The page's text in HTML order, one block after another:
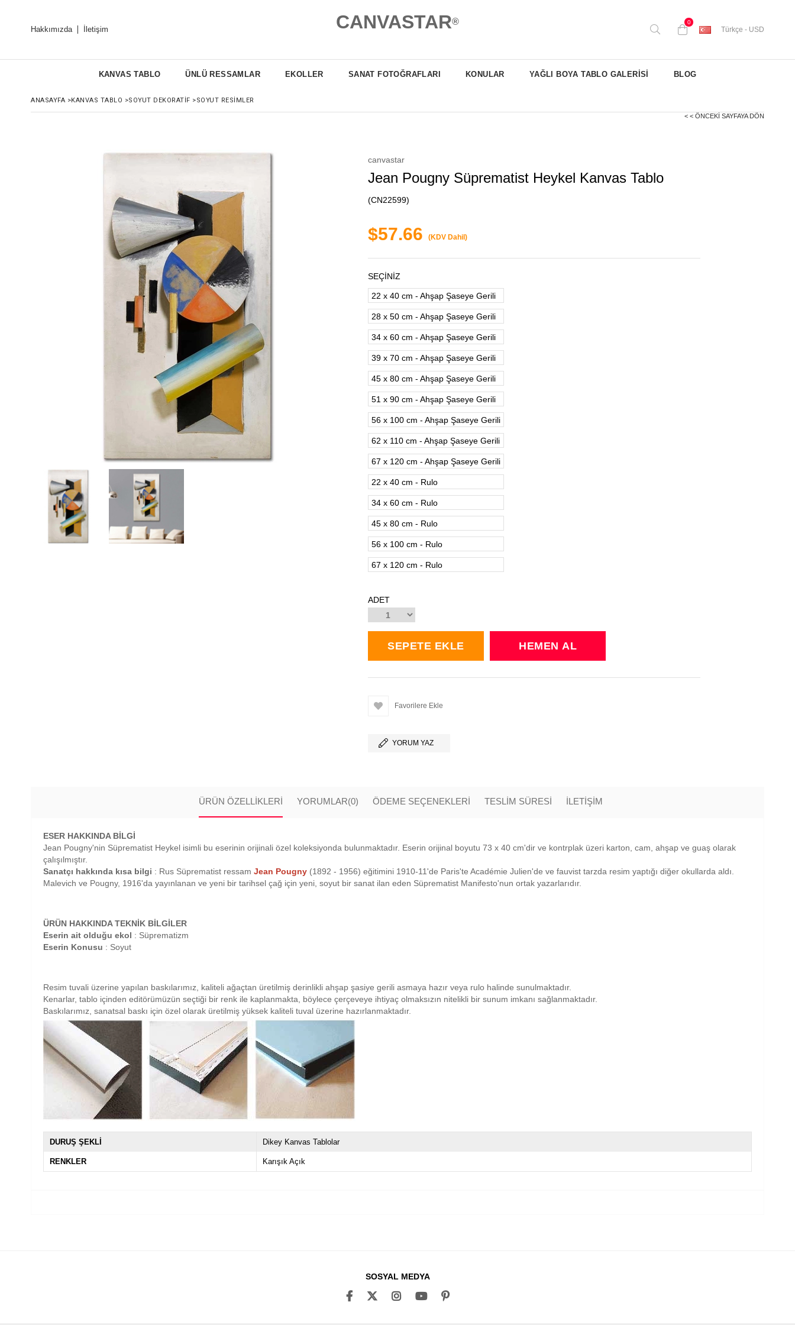
Hakkımızda İletişim CANVASTAR® 0
Türkçe - USD
KANVAS TABLO ÜNLÜ RESSAMLAR EKOLLER SANAT FOTOĞRAFLARI KONULAR YAĞLI BOYA TABLO GALERİSİ BLOG
ANASAYFA >KANVAS TABLO >SOYUT DEKORATIF >SOYUT RESIMLER
< < ÖNCEKI SAYFAYA DÖN
canvastar
Jean Pougny Süprematist Heykel Kanvas Tablo
(CN22599)
$57.66 (KDV Dahil)
SEÇİNİZ
22 x 40 cm - Ahşap Şaseye Gerili
28 x 50 cm - Ahşap Şaseye Gerili
34 x 60 cm - Ahşap Şaseye Gerili
39 x 70 cm - Ahşap Şaseye Gerili
45 x 80 cm - Ahşap Şaseye Gerili
51 x 90 cm - Ahşap Şaseye Gerili
56 x 100 cm - Ahşap Şaseye Gerili
62 x 110 cm - Ahşap Şaseye Gerili
67 x 120 cm - Ahşap Şaseye Gerili
22 x 40 cm - Rulo
34 x 60 cm - Rulo
45 x 80 cm - Rulo
56 x 100 cm - Rulo
67 x 120 cm - Rulo
ADET
Favorilere Ekle
YORUM YAZ
ÜRÜN ÖZELLIKLERI YORUMLAR(0) ÖDEME SEÇENEKLERI TESLİM SÜRESİ İLETİŞİM
ESER HAKKINDA BİLGİ
Jean Pougny'nin Süprematist Heykel isimli bu eserinin orijinali özel koleksiyonda bulunmaktadır. Eserin orijinal boyutu 73 x 40 cm'dir ve kontrplak üzeri karton, cam, ahşap ve guaş olarak
çalışılmıştır.
Sanatçı hakkında kısa bilgi : Rus Süprematist ressam Jean Pougny (1892 - 1956) eğitimini 1910-11'de Paris'te Académie Julien'de ve fauvist tarzda resim yaptığı diğer okullarda aldı.
Malevich ve Pougny, 1916'da yayınlanan ve yeni bir tarihsel çağ için yeni, soyut bir sanat ilan eden Süprematist Manifesto'nun ortak yazarlarıdır.
ÜRÜN HAKKINDA TEKNİK BİLGİLER
Eserin ait olduğu ekol : Süprematizm
Eserin Konusu : Soyut
Resim tuvali üzerine yapılan baskılarımız, kaliteli ağaçtan üretilmiş derinlikli ahşap şasiye gerili asmaya hazır veya rulo halinde sunulmaktadır.
Kenarlar, tablo içinden editörümüzün seçtiği bir renk ile kaplanmakta, böylece çerçeveye ihtiyaç olmaksızın nitelikli bir sunum imkanı sağlanmaktadır.
Baskılarımız, sanatsal baskı için özel olarak üretilmiş yüksek kaliteli tuval üzerine hazırlanmaktadır.
DURUŞ ŞEKLİ Dikey Kanvas Tablolar
RENKLER Karışık Açık
SOSYAL MEDYA